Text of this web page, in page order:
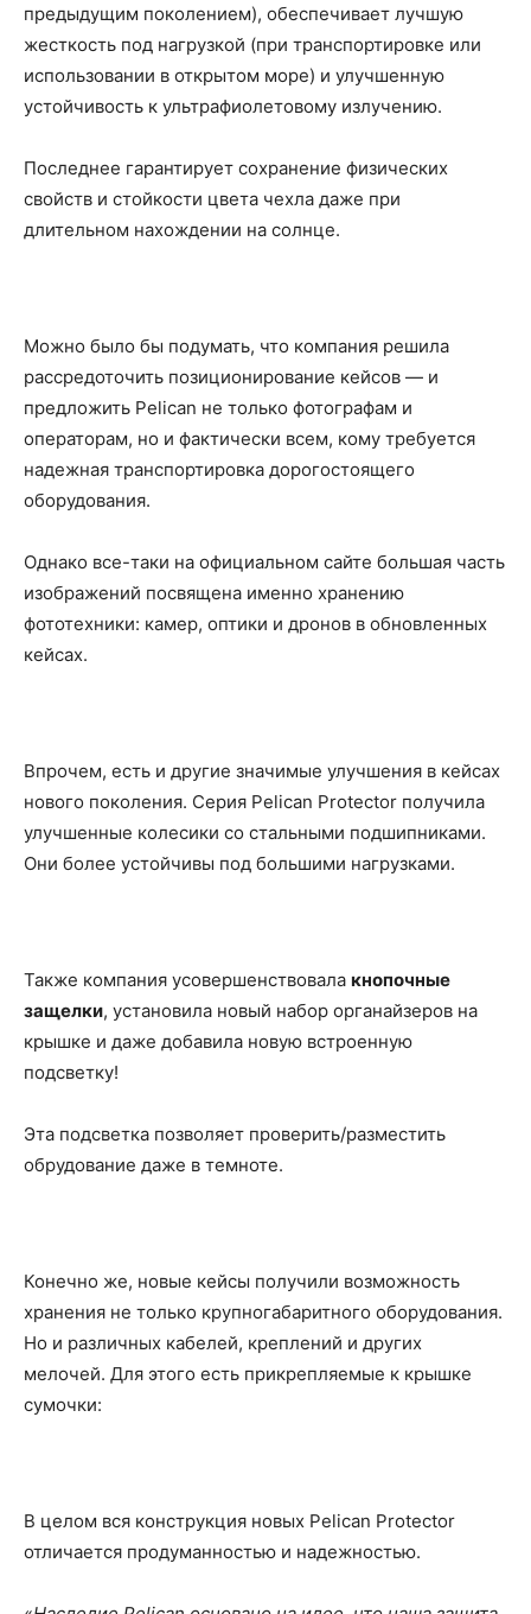
предыдущим поколением), обеспечивает лучшую
жесткость под нагрузкой (при транспортировке или
использовании в открытом море) и улучшенную
устойчивость к ультрафиолетовому излучению.
Последнее гарантирует сохранение физических
свойств и стойкости цвета чехла даже при
длительном нахождении на солнце.
Можно было бы подумать, что компания решила
рассредоточить позиционирование кейсов — и
предложить Pelican не только фотографам и
операторам, но и фактически всем, кому требуется
надежная транспортировка дорогостоящего
оборудования.
Однако все-таки на официальном сайте большая часть
изображений посвящена именно хранению
фототехники: камер, оптики и дронов в обновленных
кейсах.
Впрочем, есть и другие значимые улучшения в кейсах
нового поколения. Серия Pelican Protector получила
улучшенные колесики со стальными подшипниками.
Они более устойчивы под большими нагрузками.
Также компания усовершенствовала кнопочные
защелки, установила новый набор органайзеров на
крышке и даже добавила новую встроенную
подсветку!
Эта подсветка позволяет проверить/разместить
обрудование даже в темноте.
Конечно же, новые кейсы получили возможность
хранения не только крупногабаритного оборудования.
Но и различных кабелей, креплений и других
мелочей. Для этого есть прикрепляемые к крышке
сумочки:
В целом вся конструкция новых Pelican Protector
отличается продуманностью и надежностью.